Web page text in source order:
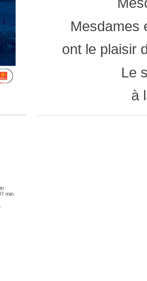
min
Mesdames
ont le plaisir
Le
à